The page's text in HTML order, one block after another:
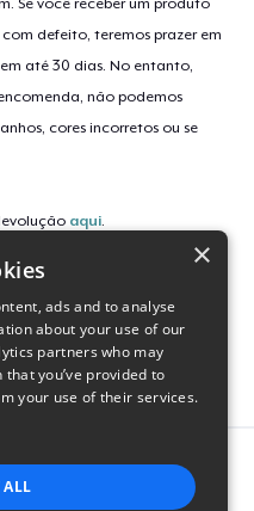
defeito, teremos prazer em
até 30 dias. No entanto,
não podemos
cores incorretos ou se
aqui
product
×
ads and to analyse
about your use of our
partners who may
you’ve provided to
your use of their services.
ALL